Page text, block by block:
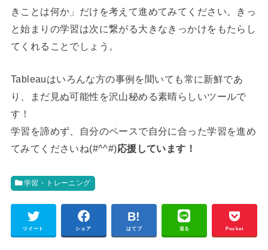
きことは何か」だけを考えて進めてみてください。きっ
と始まりの学習は次に繋がる大きなきっかけをもたらし
てくれることでしょう。
Tableauはいろんな方の事例を聞いても常に新鮮であ
り、まだ見ぬ可能性を沢山秘める素晴らしいツールで
す！
学習を諦めず、自分のペースで自分に合った学習を進め
てみてくださいね(#^^#)応援しています！
学習・トレーニング
ツイート シェア はてブ 送る Pocket